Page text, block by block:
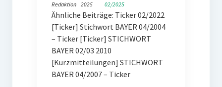
Redaktion
2025
02/2025
Ähnliche Beiträge: Ticker 02/2022
[Ticker] Stichwort BAYER 04/2004
– Ticker [Ticker] STICHWORT
BAYER 02/03 2010
[Kurzmitteilungen] STICHWORT
BAYER 04/2007 – Ticker